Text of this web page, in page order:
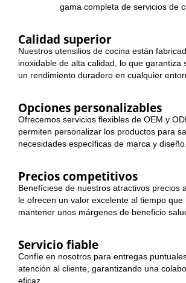
gama completa de servicios de
Calidad superior
Nuestros utensilios de cocina están
inoxidable de alta calidad, lo que garantiza
un rendimiento duradero en cualquier
Opciones personalizables
Ofrecemos servicios flexibles de OEM y
permiten personalizar los productos para
necesidades específicas de marca y diseño.
Precios competitivos
Benefíciese de nuestros atractivos precios
le ofrecen un valor excelente al tiempo que
mantener unos márgenes de beneficio
Servicio fiable
Confíe en nosotros para entregas
atención al cliente, garantizando una
eficaz.